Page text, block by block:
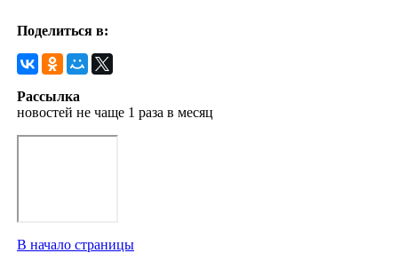
Поделиться в:
Рассылка
новостей не чаще 1 раза в месяц
В начало страницы